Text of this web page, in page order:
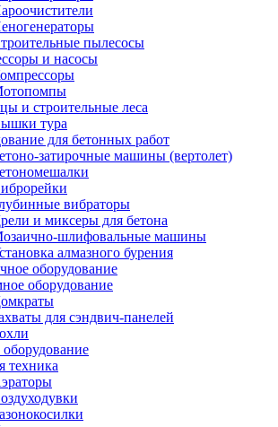
пылесосы
и насосы
и строительные леса
тура
для бетонных работ
затирочные машины (вертолет)
вибраторы
и миксеры для бетона
шлифовальные машины
алмазного бурения
оборудование
оборудование
для сэндвич-панелей
техника